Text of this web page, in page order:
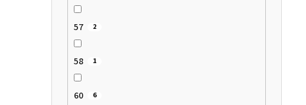
57 2
58 1
60 6